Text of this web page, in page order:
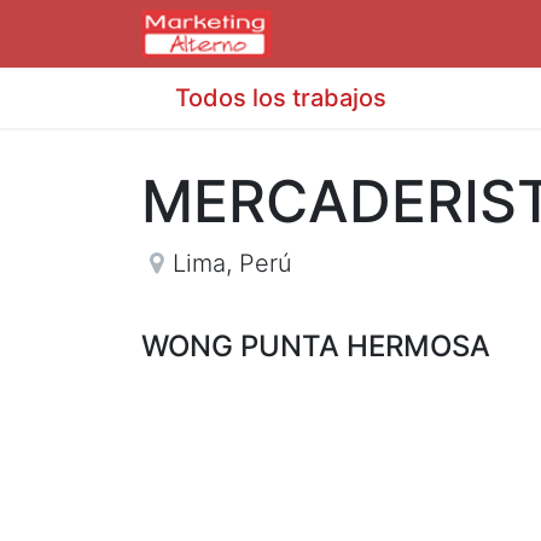
Todos los trabajos
Lima, Perú
WONG PUNTA HERMOSA